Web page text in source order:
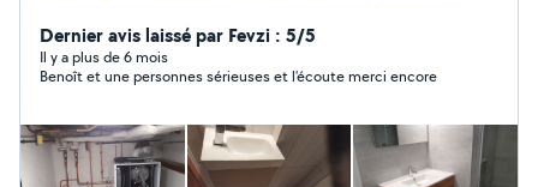
Dernier avis laissé par Fevzi : 5/5
Il y a plus de 6 mois
Benoît et une personnes sérieuses et l’écoute merci encore